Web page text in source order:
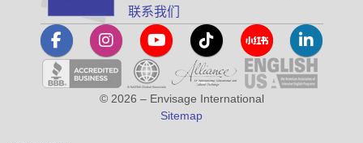
联系我们
© 2026 – Envisage International
Sitemap